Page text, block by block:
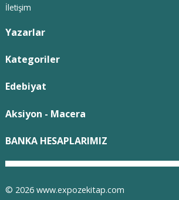
İletişim
Yazarlar
Kategoriler
Edebiyat
Aksiyon - Macera
BANKA HESAPLARIMIZ
© 2026 www.expozekitap.com